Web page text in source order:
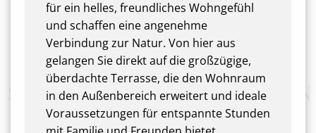
für ein helles, freundliches Wohngefühl
und schaffen eine angenehme
Verbindung zur Natur. Von hier aus
gelangen Sie direkt auf die großzügige,
überdachte Terrasse, die den Wohnraum
in den Außenbereich erweitert und ideale
Voraussetzungen für entspannte Stunden